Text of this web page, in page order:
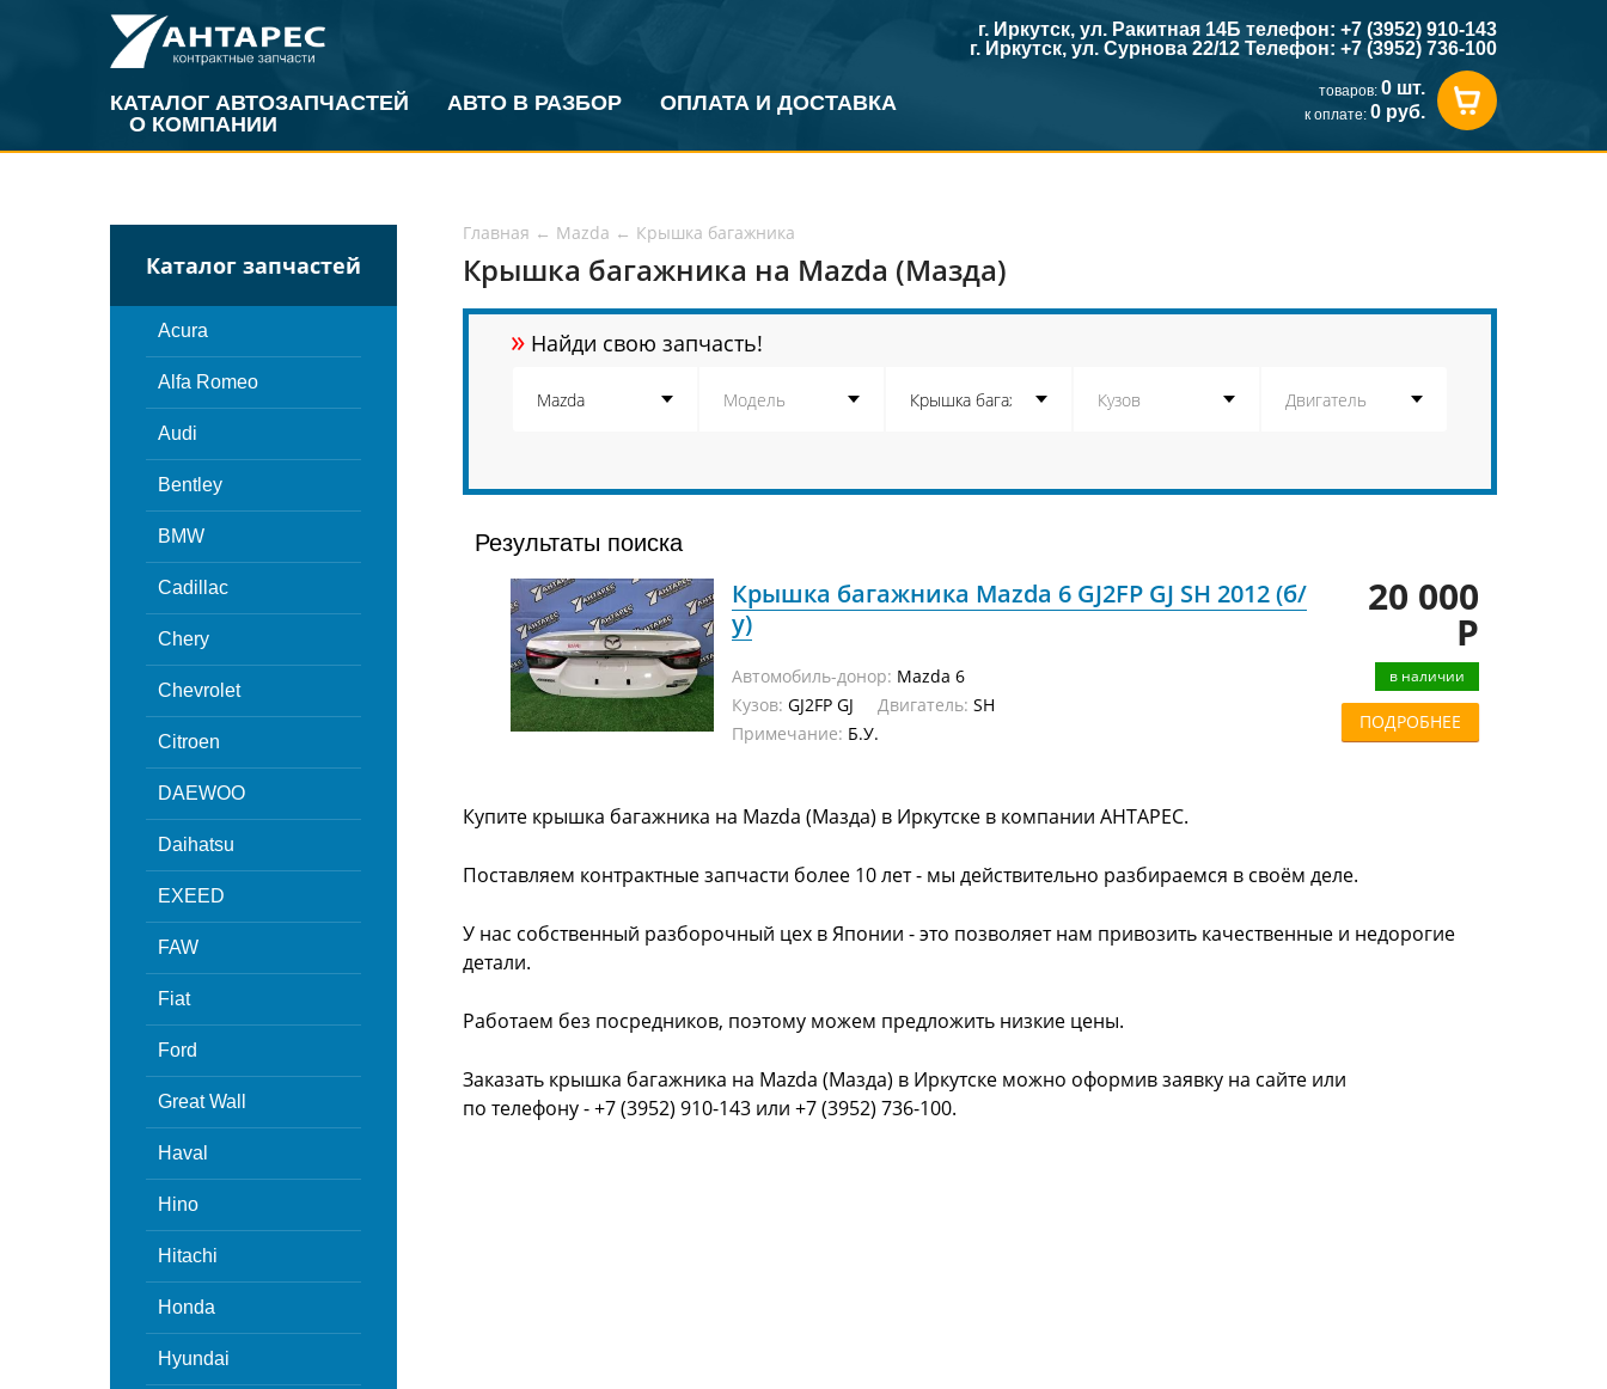
КАТАЛОГ АВТОЗАПЧАСТЕЙ АВТО В РАЗБОР
ОПЛАТА И ДОСТАВКА
О КОМПАНИИ
г. Иркутск, ул. Ракитная 14Б телефон: +7 (3952) 910-143
г. Иркутск, ул. Сурнова 22/12 Телефон: +7 (3952) 736-100
товаров: 0 шт.
к оплате: 0 руб.
Каталог запчастей
Acura
Alfa Romeo
Audi
Bentley
BMW
Cadillac
Chery
Chevrolet
Citroen
DAEWOO
Daihatsu
EXEED
FAW
Fiat
Ford
Great Wall
Haval
Hino
Hitachi
Honda
Hyundai
Главная ← Mazda ← Крышка багажника
Крышка багажника на Mazda (Мазда)
» Найди свою запчасть!
Результаты поиска
Крышка багажника Mazda 6 GJ2FP GJ SH 2012 (б/
у)
Автомобиль-донор: Mazda 6
Кузов: GJ2FP GJ Двигатель: SH
Примечание: Б.У.
20 000
Р
в наличии
ПОДРОБНЕЕ
Купите крышка багажника на Mazda (Мазда) в Иркутске в компании АНТАРЕС.
Поставляем контрактные запчасти более 10 лет - мы действительно разбираемся в своём деле.
У нас собственный разборочный цех в Японии - это позволяет нам привозить качественные и недорогие
детали.
Работаем без посредников, поэтому можем предложить низкие цены.
Заказать крышка багажника на Mazda (Мазда) в Иркутске можно оформив заявку на сайте или
по телефону - +7 (3952) 910-143 или +7 (3952) 736-100.